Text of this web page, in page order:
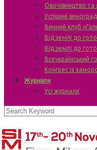
Овочівництво та
Успішне
Винний клуб
Від землі до
Від землі до
Всеукраїнський
Конгрес із
Журнали
Усі журнали